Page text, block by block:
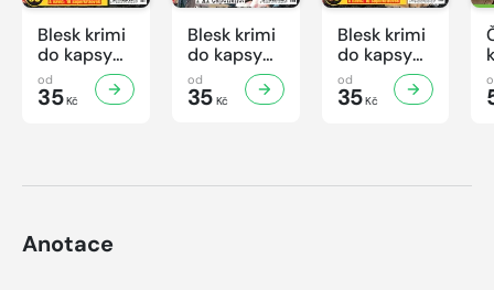
Blesk krimi
do kapsy
č.7/2026
od
35Kč
Blesk krimi
do kapsy
č.6/2026
od
35Kč
Blesk krimi
do kapsy
č.5/2026
od
35Kč
Anotace